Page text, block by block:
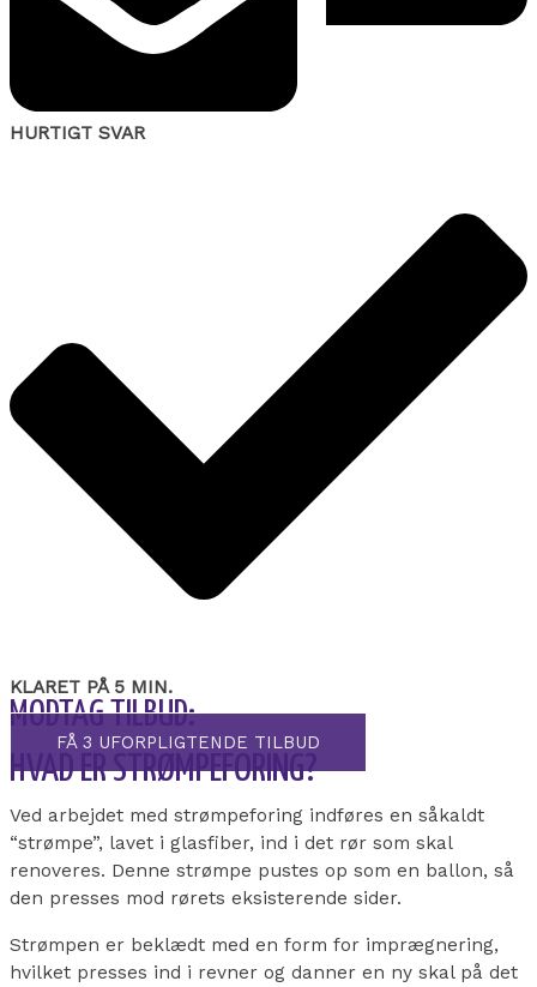
HURTIGT SVAR
KLARET PÅ 5 MIN.
MODTAG TILBUD:
FÅ 3 UFORPLIGTENDE TILBUD
HVAD ER STRØMPEFORING?
Ved arbejdet med strømpeforing indføres en såkaldt
“strømpe”, lavet i glasfiber, ind i det rør som skal
renoveres. Denne strømpe pustes op som en ballon, så
den presses mod rørets eksisterende sider.
Strømpen er beklædt med en form for imprægnering,
hvilket presses ind i revner og danner en ny skal på det